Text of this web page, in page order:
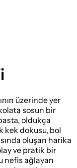
üzerinde yer
sosun bir
oldukça
kek dokusu, bol
oluşan harika
ve pratik bir
nefis ağlayan